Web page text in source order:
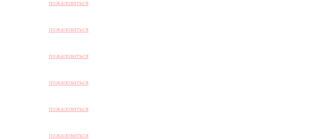
пожаловаться
пожаловаться
пожаловаться
пожаловаться
пожаловаться
пожаловаться